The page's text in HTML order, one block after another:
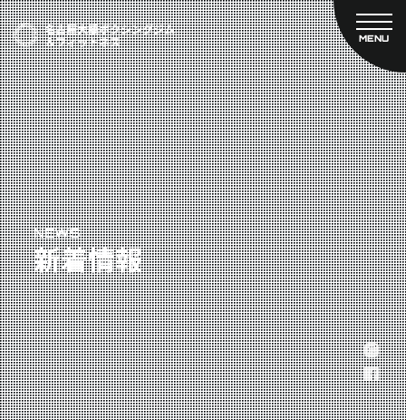
MENU
CLOSE
TOP
新着情報
ご予約
プライベートコース予約
レンタルスタジオ予約
名古屋大橋ボクシングジムについて
大橋弘政プロフィール
スタッフ紹介
料金案内
設備紹介
アクセス
営業時間
トレーナー募集
スポンサー募集
大会チケット購入
キャンペーン
実戦コース
NEWS
新着情報